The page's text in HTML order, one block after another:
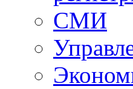
СМИ